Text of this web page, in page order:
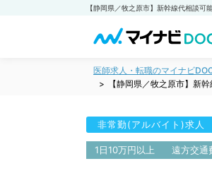
医師求人・転職のマイナビ
【静岡県／牧之原市】新
非常勤(アルバイト)求人
1日10万円以上 遠方交通